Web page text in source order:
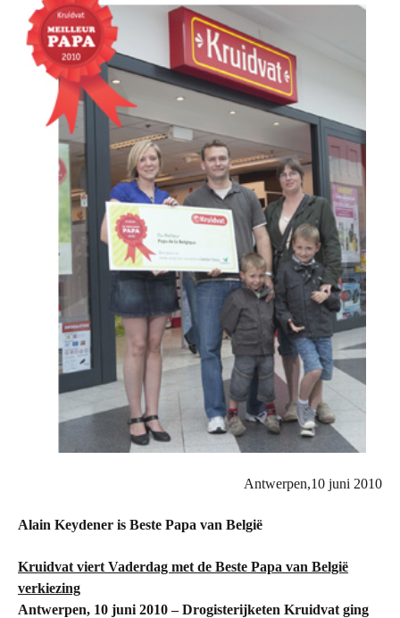
Antwerpen,10 juni 2010
Alain Keydener is Beste Papa van België
Kruidvat viert Vaderdag met de Beste Papa van België
verkiezing
Antwerpen, 10 juni 2010 – Drogisterijketen Kruidvat ging